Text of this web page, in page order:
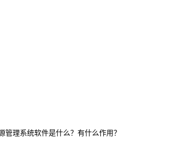
管理系统软件是什么？有什么作用？